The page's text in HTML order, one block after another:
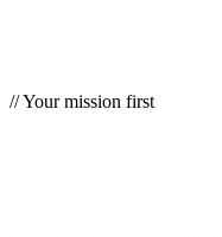
// Your mission first